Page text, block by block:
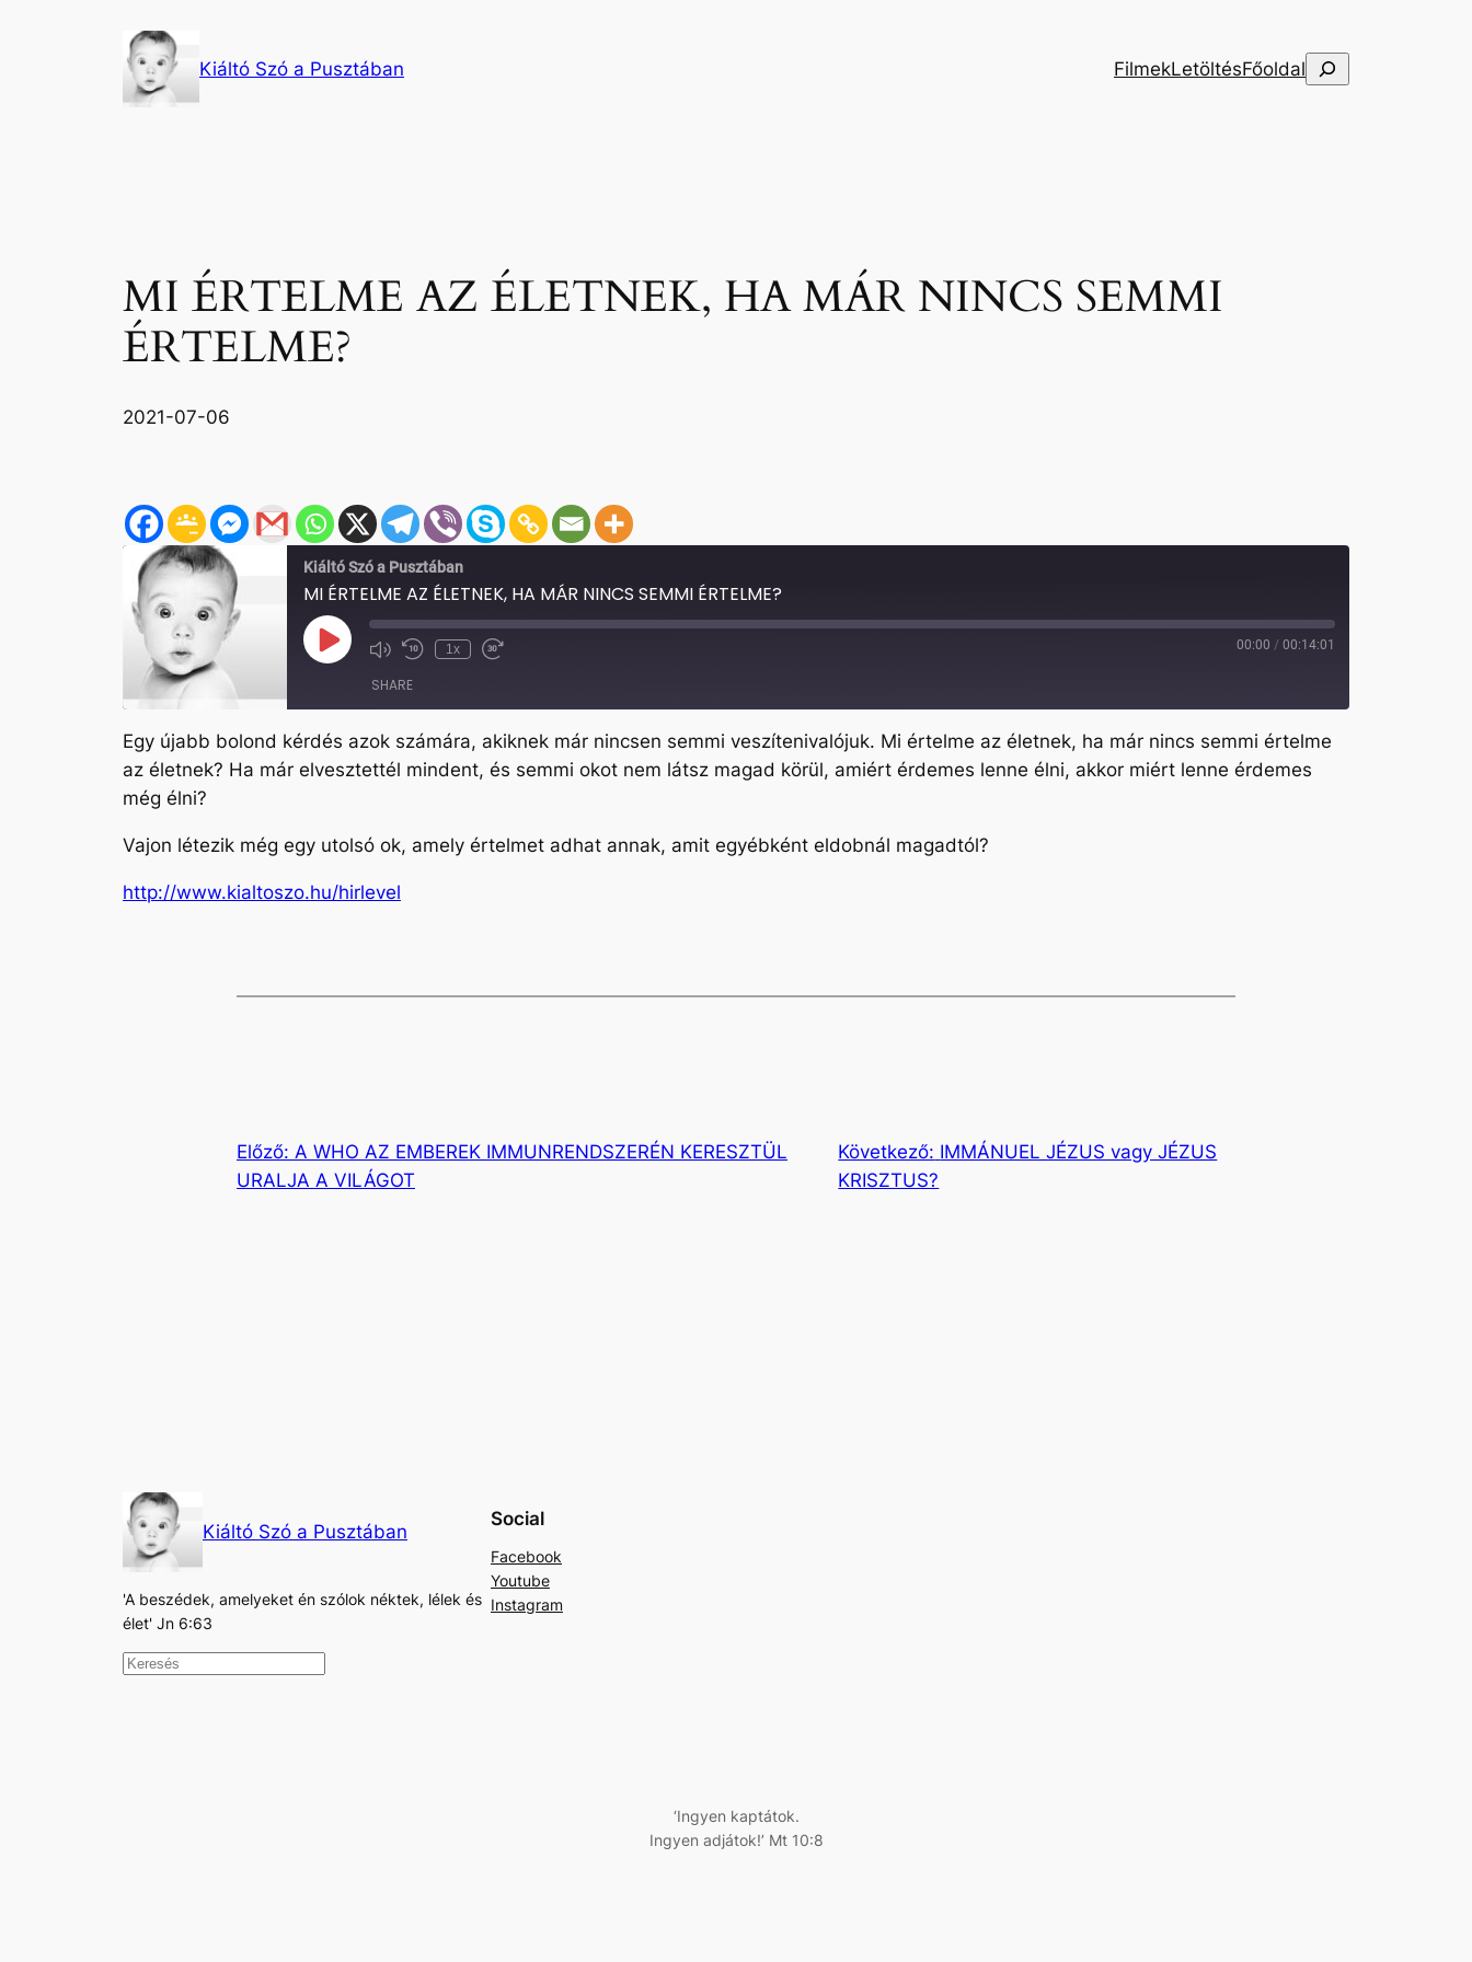
Kiáltó Szó a Pusztában FilmekLetöltésFőoldal Keresés
MI ÉRTELME AZ ÉLETNEK, HA MÁR NINCS SEMMI
ÉRTELME?
2021-07-06
Kiáltó Szó a Pusztában
MI ÉRTELME AZ ÉLETNEK, HA MÁR NINCS SEMMI ÉRTELME?
Play
Episode Mute/Unmute
Rewind
1x
Fast
00:00 / 00:14:01
SHARE
SHARE
LINK
EMBED
Egy újabb bolond kérdés azok számára, akiknek már nincsen semmi veszítenivalójuk. Mi értelme az életnek, ha már nincs semmi értelme
az életnek? Ha már elvesztettél mindent, és semmi okot nem látsz magad körül, amiért érdemes lenne élni, akkor miért lenne érdemes
még élni?
Vajon létezik még egy utolsó ok, amely értelmet adhat annak, amit egyébként eldobnál magadtól?
http://www.kialtoszo.hu/hirlevel
Előző: A WHO AZ EMBEREK IMMUNRENDSZERÉN KERESZTÜL
URALJA A VILÁGOT
Következő: IMMÁNUEL JÉZUS vagy JÉZUS
KRISZTUS?
Kiáltó Szó a Pusztában
'A beszédek, amelyeket én szólok néktek, lélek és
élet' Jn 6:63
K
Social
Facebook
Youtube
Instagram
‘Ingyen kaptátok.
Ingyen adjátok!’ Mt 10:8